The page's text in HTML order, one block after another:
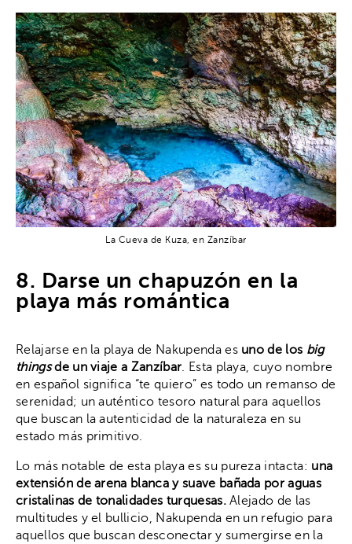
La Cueva de Kuza, en Zanzíbar
8. Darse un chapuzón en la
playa más romántica
Relajarse en la playa de Nakupenda es uno de los big
thingsde un viaje a Zanzíbar. Esta playa, cuyo nombre
en español significa “te quiero” es todo un remanso de
serenidad; un auténtico tesoro natural para aquellos
que buscan la autenticidad de la naturaleza en su
estado más primitivo.
Lo más notable de esta playa es su pureza intacta: una
extensión de arena blanca y suave bañada por aguas
cristalinas de tonalidades turquesas.Alejado de las
multitudes y el bullicio, Nakupenda en un refugio para
aquellos que buscan desconectar y sumergirse en la